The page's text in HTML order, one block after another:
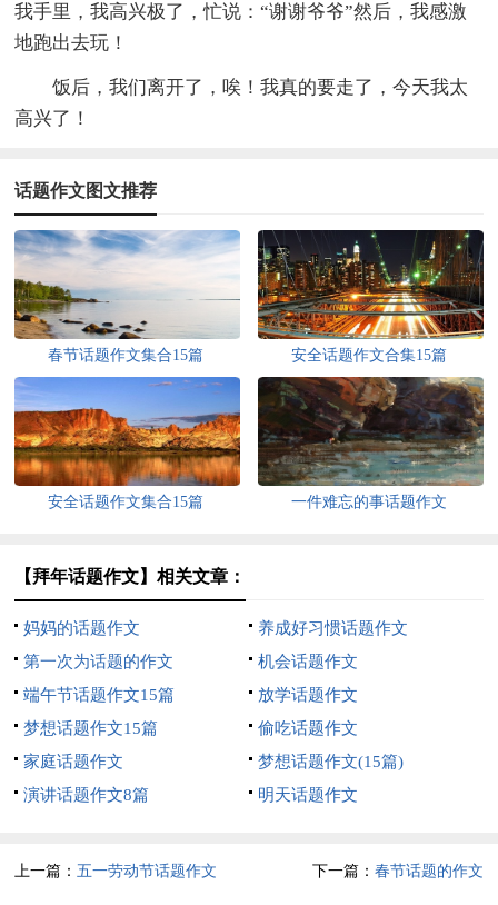
我手里，我高兴极了，忙说：“谢谢爷爷”然后，我感激
地跑出去玩！
饭后，我们离开了，唉！我真的要走了，今天我太
高兴了！
话题作文图文推荐
春节话题作文集合15篇 安全话题作文合集15篇
安全话题作文集合15篇 一件难忘的事话题作文
【拜年话题作文】相关文章：
妈妈的话题作文
养成好习惯话题作文
第一次为话题的作文
机会话题作文
端午节话题作文15篇
放学话题作文
梦想话题作文15篇
偷吃话题作文
家庭话题作文
梦想话题作文(15篇)
演讲话题作文8篇
明天话题作文
上一篇：五一劳动节话题作文 下一篇： 春节话题的作文